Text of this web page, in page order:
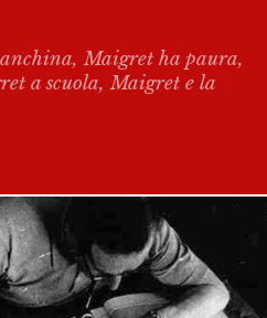
Maigret ha paura,
a scuola, Maigret e la